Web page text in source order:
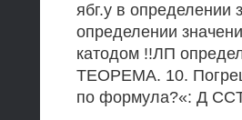
ябг.у в определении
определении
катодом !!ЛП
ТЕОРЕМА. 10.
по формула?«: Д